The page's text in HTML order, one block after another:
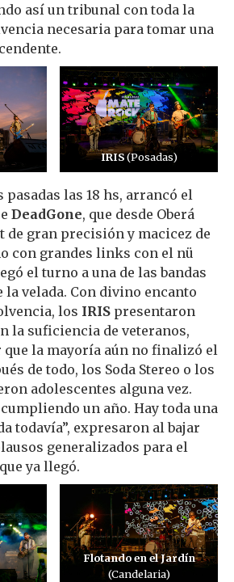
así un tribunal con toda la
necesaria para tomar una
IRIS(Posadas)
pasadas las 18 hs, arrancó el
DeadGone, que desde Oberá
de gran precisión y macicez de
con grandes links con el nü
el turno a una de las bandas
la velada. Con divino encanto
los IRIS presentaron
la suficiencia de veteranos,
que la mayoría aún no finalizó el
de todo, los Soda Stereo o los
adolescentes alguna vez.
un año. Hay toda una
todavía”, expresaron al bajar
generalizados para el
ya llegó.
Flotando en el Jardín
(Candelaria)